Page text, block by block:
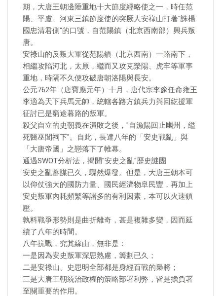
期，大唐王朝邊陲重地十大節度經略使之一，時任范
陽、平盧、河東三鎮節度使的突厥人安祿山打著"誅楊
國忠清君側"的口號，自范陽鎮（北京西南部）興兵叛
唐。
安祿山的反叛大軍從范陽鎮（北京西南）一路南下，
相繼攻陷河北，太原，繼而又攻克滎陽、虎牢等軍事
重地，時隔不久便攻破唐朝洛陽與長安。
公元762年（唐寶應元年）十月，唐代宗李豫任命雍王
李適為天下兵馬元帥，統轄各路方鎮兵力與回紇援軍
征討已是窮途暮路的叛軍。
殺父自立的史朝義在潰敗之後，"自漁陽回止幽州，縊
死醫巫閭祠下"。自此，長達八年的「安史戰亂」與
「大唐帝國」之戀落下了帷幕。
通過SWOT分析法，揭開"安史之亂"歷史謎團
安史之亂蓄謀已久，驟然爆發。但是，大唐王朝本可
以仰仗強大的國防力量、國民經濟物阜民豐，再加上
安史叛軍內耗頻繁等諸多的有利因素，本可以火速鎮
壓。
孰料戰爭形勢則是曲折離奇，甚是複雜多變，因而延
續了八年的時間。
八年抗戰，究其緣由，無非是：
一是因為安史叛軍深思熟慮，籌劃已久；
二是安祿山、史思明全部都是身經百戰的梟將；
三是大唐王朝統治政權的策略部署利弊，皆是擔負著
至關重要的作用。